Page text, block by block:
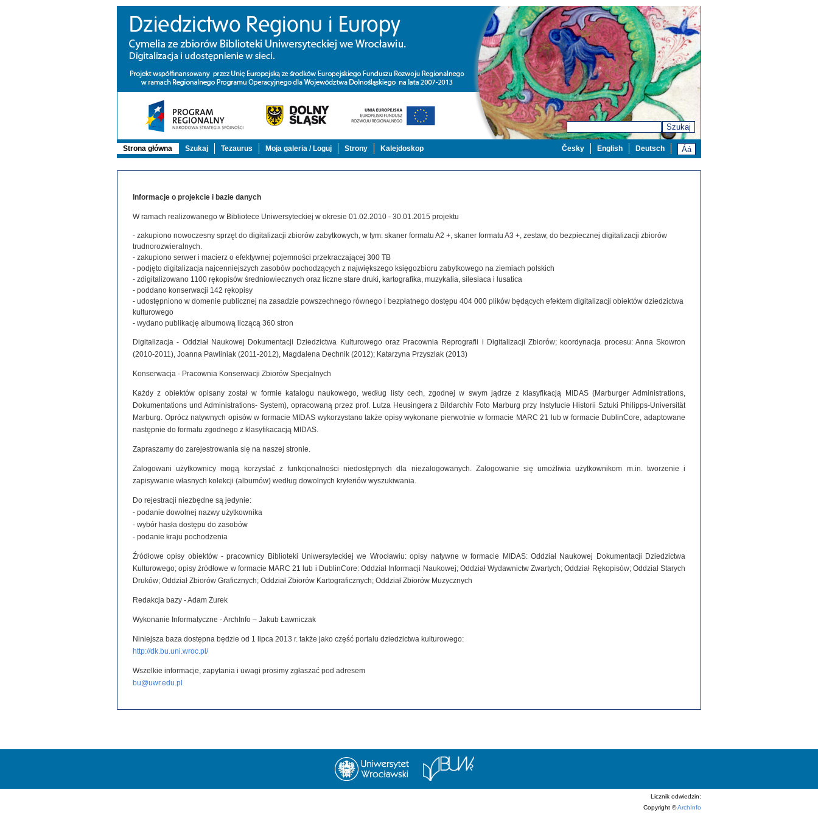
Szukaj
Strona główna Szukaj Tezaurus Moja galeria / Loguj Strony Kalejdoskop Deutsch
English
Česky
Informacje o projekcie i bazie danych
W ramach realizowanego w Bibliotece Uniwersyteckiej w okresie 01.02.2010 - 30.01.2015 projektu
- zakupiono nowoczesny sprzęt do digitalizacji zbiorów zabytkowych, w tym: skaner formatu A2 +, skaner formatu A3 +, zestaw, do bezpiecznej digitalizacji zbiorów
trudnorozwieralnych.
- zakupiono serwer i macierz o efektywnej pojemności przekraczającej 300 TB
- podjęto digitalizacja najcenniejszych zasobów pochodzących z największego księgozbioru zabytkowego na ziemiach polskich
- zdigitalizowano 1100 rękopisów średniowiecznych oraz liczne stare druki, kartografika, muzykalia, silesiaca i lusatica
- poddano konserwacji 142 rękopisy
- udostępniono w domenie publicznej na zasadzie powszechnego równego i bezpłatnego dostępu 404 000 plików będących efektem digitalizacji obiektów dziedzictwa
kulturowego
- wydano publikację albumową liczącą 360 stron
Digitalizacja - Oddział Naukowej Dokumentacji Dziedzictwa Kulturowego oraz Pracownia Reprografii i Digitalizacji Zbiorów; koordynacja procesu: Anna Skowron
(2010-2011), Joanna Pawliniak (2011-2012), Magdalena Dechnik (2012); Katarzyna Przyszlak (2013)
Konserwacja - Pracownia Konserwacji Zbiorów Specjalnych
Każdy z obiektów opisany został w formie katalogu naukowego, według listy cech, zgodnej w swym jądrze z klasyfikacją MIDAS (Marburger Administrations,
Dokumentations und Administrations- System), opracowaną przez prof. Lutza Heusingera z Bildarchiv Foto Marburg przy Instytucie Historii Sztuki Philipps-Universität
Marburg. Oprócz natywnych opisów w formacie MIDAS wykorzystano także opisy wykonane pierwotnie w formacie MARC 21 lub w formacie DublinCore, adaptowane
następnie do formatu zgodnego z klasyfikacacją MIDAS.
Zapraszamy do zarejestrowania się na naszej stronie.
Zalogowani użytkownicy mogą korzystać z funkcjonalności niedostępnych dla niezalogowanych. Zalogowanie się umożliwia użytkownikom m.in. tworzenie i
zapisywanie własnych kolekcji (albumów) według dowolnych kryteriów wyszukiwania.
Do rejestracji niezbędne są jedynie:
- podanie dowolnej nazwy użytkownika
- wybór hasła dostępu do zasobów
- podanie kraju pochodzenia
Źródłowe opisy obiektów - pracownicy Biblioteki Uniwersyteckiej we Wrocławiu: opisy natywne w formacie MIDAS: Oddział Naukowej Dokumentacji Dziedzictwa
Kulturowego; opisy źródłowe w formacie MARC 21 lub i DublinCore: Oddział Informacji Naukowej; Oddział Wydawnictw Zwartych; Oddział Rękopisów; Oddział Starych
Druków; Oddział Zbiorów Graficznych; Oddział Zbiorów Kartograficznych; Oddział Zbiorów Muzycznych
Redakcja bazy - Adam Żurek
Wykonanie Informatyczne - ArchInfo – Jakub Ławniczak
Niniejsza baza dostępna będzie od 1 lipca 2013 r. także jako część portalu dziedzictwa kulturowego:
http://dk.bu.uni.wroc.pl/
Wszelkie informacje, zapytania i uwagi prosimy zgłaszać pod adresem
bu@uwr.edu.pl
Licznik odwiedzin:
Copyright ©ArchInfo